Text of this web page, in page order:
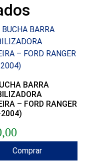
BARRA
– FORD RANGER
Comprar